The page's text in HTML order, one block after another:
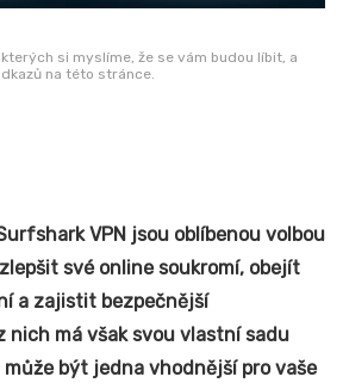
si myslíme, že se vám budou líbit, a
na této stránce.
VPN jsou oblíbenou volbou
své online soukromí, obejít
a zajistit bezpečnější
nich má však svou vlastní sadu
být jedna vhodnější pro vaše